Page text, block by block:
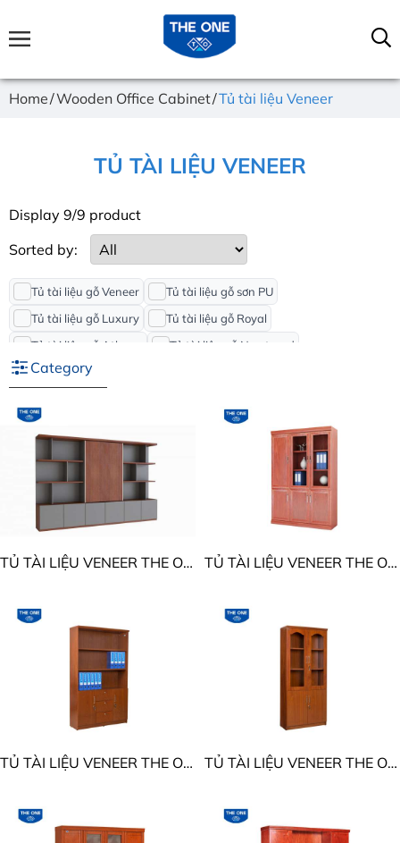
Home Wooden Office Cabinet Tủ tài liệu Veneer
TỦ TÀI LIỆU VENEER
Display 9/9 product
Sorted by:
Tủ tài liệu gỗ Veneer
Tủ tài liệu gỗ sơn PU
Tủ tài liệu gỗ Luxury
Tủ tài liệu gỗ Royal
Tủ tài liệu gỗ Athena
Tủ tài liệu gỗ Newtrend
Tủ tài liệu gỗ SV
Tủ sắt an toàn
Tủ thư viện di động
Tủ sắt locker để đồ
Giá sắt để tài liệu
Category
TỦ TÀI LIỆU VENEER THE ONE DC3020VM20 TỦ TÀI LIỆU VENEER THE ONE DC1350V9 - DC1350VM9
TỦ TÀI LIỆU VENEER THE ONE DC1240V9 - DC1240VM9 TỦ TÀI LIỆU VENEER THE ONE DC940V9 - DC940VM9